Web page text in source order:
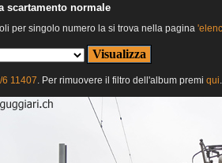
scartamento normale
per singolo numero la si trova nella pagina
6 11407. Per rimuovere il filtro dell'album premi qui.